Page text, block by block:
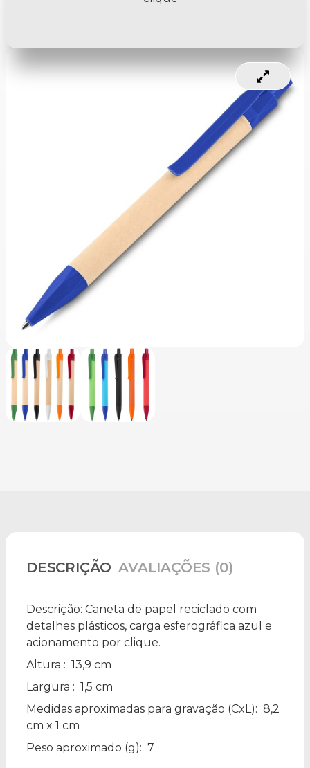
DESCRIÇÃO AVALIAÇÕES (0)
Descrição: Caneta de papel reciclado com
detalhes plásticos, carga esferográfica azul e
acionamento por clique.
Altura : 13,9 cm
Largura : 1,5 cm
Medidas aproximadas para gravação (CxL): 8,2
cm x 1 cm
Peso aproximado (g): 7